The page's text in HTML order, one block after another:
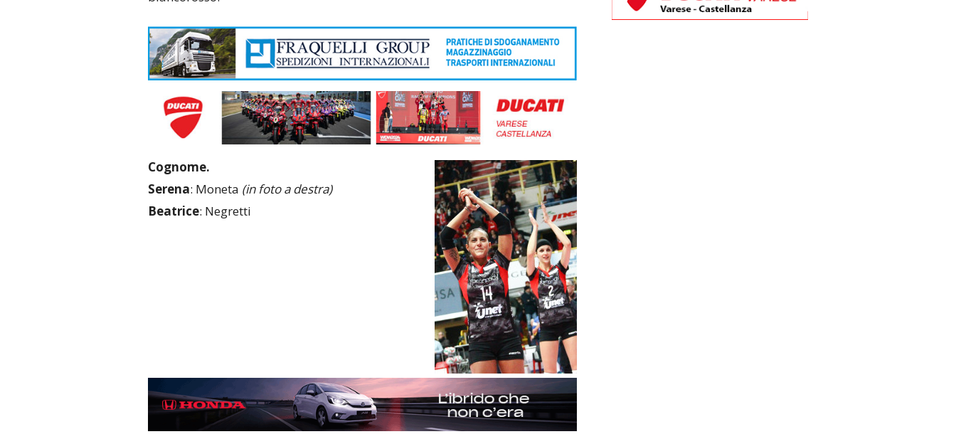
Cognome.
Serena: Moneta (in foto a destra)
Beatrice: Negretti